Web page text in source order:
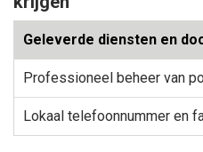
Geleverde diensten en
Professioneel beheer van
Lokaal telefoonnummer en